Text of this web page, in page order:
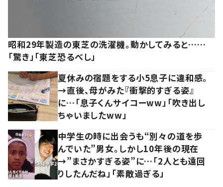
昭和29年製造の東芝の洗濯機。動かしてみると……
「驚き」「東芝恐るべし」
夏休みの宿題をする小5息子に違和感。
→直後、母がみた『衝撃的すぎる姿』
に…「息子くんサイコーww」「吹き出し
ちゃいましたww」
中学生の時に出会うも“別々の道を歩
んでいた”男女。しかし10年後の現在
→”まさかすぎる姿”に…「2人とも遠回
りしたんだね」「素敵過ぎる」